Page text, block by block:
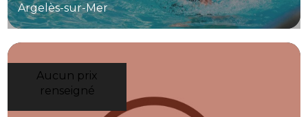
Argelès-sur-Mer
Aucun prix
renseigné